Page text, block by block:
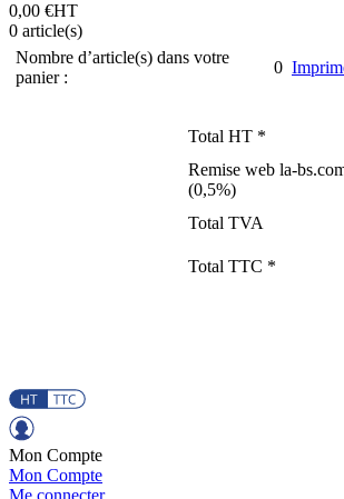
0,00 €HT
0 article(s)
Nombre d’article(s) dans votre
panier :
0
Total HT *
Remise web la-
(0,5%)
Total TVA
Total TTC *
Mon Compte
Mon Compte
Me connecter